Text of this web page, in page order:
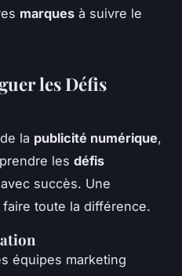
marques à suivre le
les Défis
la publicité numérique,
les défis
succès. Une
toute la différence.
équipes marketing